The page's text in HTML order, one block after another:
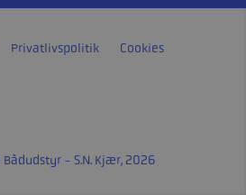
Privatlivspolitik Cookies
- S.N. Kjær, 2026